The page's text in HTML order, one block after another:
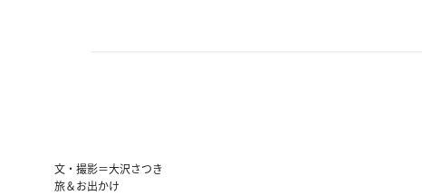
文・撮影＝大沢さつき
旅＆お出かけ